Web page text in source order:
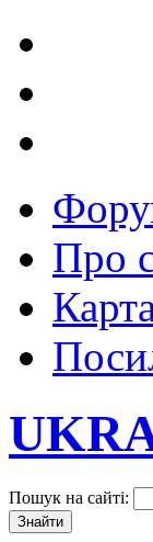
Про
Пошук на сайті: